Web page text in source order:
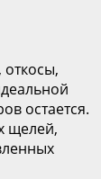
остается.
щелей,